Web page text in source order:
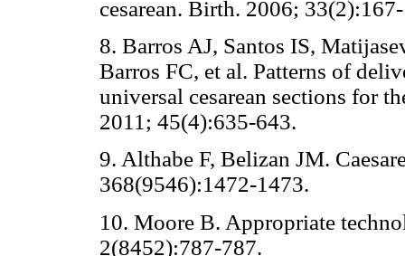
cesarean. Birth. 2006;
8. Barros AJ, Santos IS,
Barros FC, et al. Patterns of
universal cesarean sections for
2011; 45(4):635-643.
9. Althabe F, Belizan JM.
368(9546):1472-1473.
10. Moore B. Appropriate
2(8452):787-787.